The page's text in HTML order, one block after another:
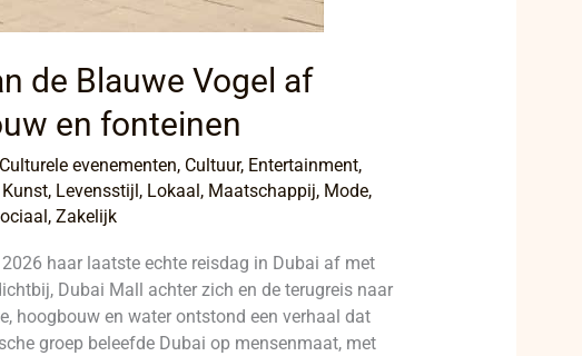
de Blauwe Vogel af
en fonteinen
Culturele evenementen, Cultuur, Entertainment,
Kunst, Levensstijl, Lokaal, Maatschappij, Mode,
, Zakelijk
haar laatste echte reisdag in Dubai af met
Dubai Mall achter zich en de terugreis naar
hoogbouw en water ontstond een verhaal dat
groep beleefde Dubai op mensenmaat, met